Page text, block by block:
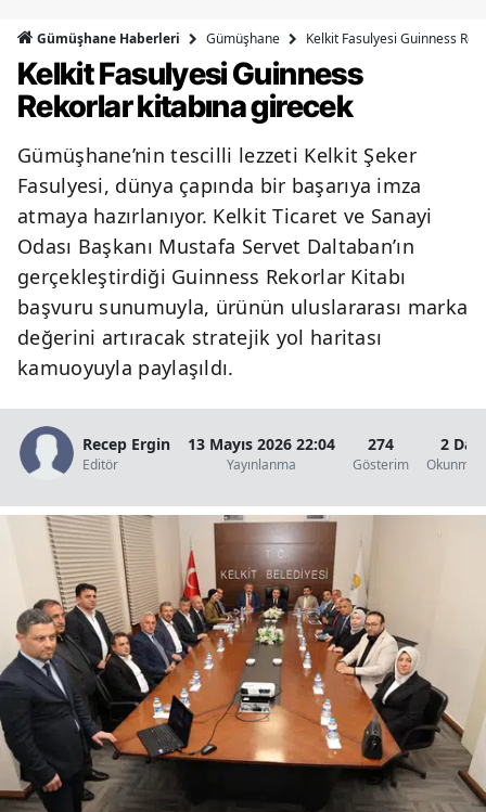
Bingöl
Bitlis
Bolu
Burdur
Bursa
Çanakkale
Çankırı
Diyarbakır
Edirne
Elazığ
Erzincan
Erzurum
Eskişehir
Gaziantep
Gümüşhane Haberleri Gümüşhane Kelkit Fasulyesi Guinness
Kelkit Fasulyesi Guinness
Rekorlar kitabına girecek
Gümüşhane’nin tescilli lezzeti Kelkit Şeker
Fasulyesi, dünya çapında bir başarıya imza
atmaya hazırlanıyor. Kelkit Ticaret ve Sanayi
Odası Başkanı Mustafa Servet Daltaban’ın
gerçekleştirdiği Guinness Rekorlar Kitabı
başvuru sunumuyla, ürünün uluslararası marka
değerini artıracak stratejik yol haritası
kamuoyuyla paylaşıldı.
Recep Ergin
Editör
13 Mayıs 2026 22:04
Yayınlanma
274
Gösterim
2
Okunma